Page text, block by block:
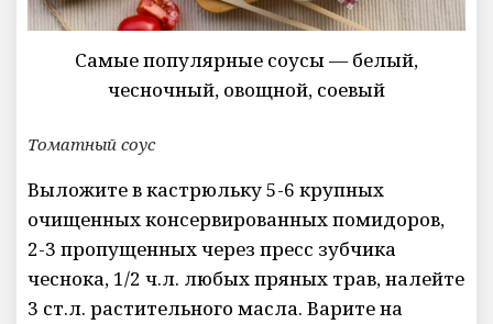
Самые популярные соусы — белый,
чесночный, овощной, соевый
Томатный соус
Выложите в кастрюльку 5-6 крупных
очищенных консервированных помидоров,
2-3 пропущенных через пресс зубчика
чеснока, 1/2 ч.л. любых пряных трав, налейте
3 ст.л. растительного масла. Варите на